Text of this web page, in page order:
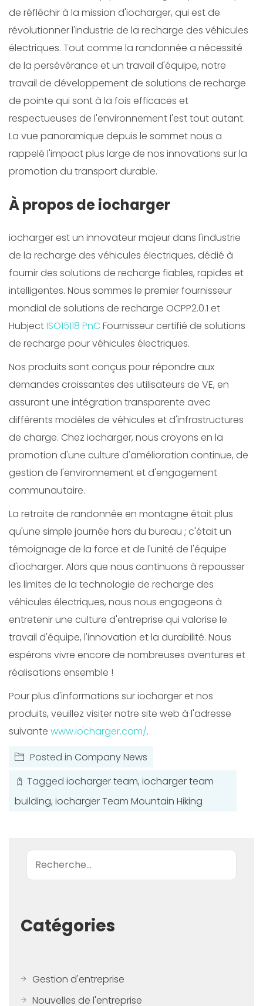
de réfléchir à la mission d'iocharger, qui est de
révolutionner l'industrie de la recharge des véhicules
électriques. Tout comme la randonnée a nécessité
de la persévérance et un travail d'équipe, notre
travail de développement de solutions de recharge
de pointe qui sont à la fois efficaces et
respectueuses de l'environnement l'est tout autant.
La vue panoramique depuis le sommet nous a
rappelé l'impact plus large de nos innovations sur la
promotion du transport durable.
À propos de iocharger
iocharger est un innovateur majeur dans l'industrie
de la recharge des véhicules électriques, dédié à
fournir des solutions de recharge fiables, rapides et
intelligentes. Nous sommes le premier fournisseur
mondial de solutions de recharge OCPP2.0.1 et
HubjectISO15118 PnC Fournisseur certifié de solutions
de recharge pour véhicules électriques.
Nos produits sont conçus pour répondre aux
demandes croissantes des utilisateurs de VE, en
assurant une intégration transparente avec
différents modèles de véhicules et d'infrastructures
de charge. Chez iocharger, nous croyons en la
promotion d'une culture d'amélioration continue, de
gestion de l'environnement et d'engagement
communautaire.
La retraite de randonnée en montagne était plus
qu'une simple journée hors du bureau ; c'était un
témoignage de la force et de l'unité de l'équipe
d'iocharger. Alors que nous continuons à repousser
les limites de la technologie de recharge des
véhicules électriques, nous nous engageons à
entretenir une culture d'entreprise qui valorise le
travail d'équipe, l'innovation et la durabilité. Nous
espérons vivre encore de nombreuses aventures et
réalisations ensemble !
Pour plus d'informations sur iocharger et nos
produits, veuillez visiter notre site web à l'adresse
suivante www.iocharger.com/.
Posted in Company News
Tagged iocharger team, iocharger team
building, iocharger Team Mountain Hiking
Recherche
Catégories
Gestion d'entreprise
Nouvelles de l'entreprise